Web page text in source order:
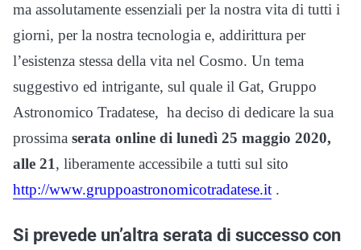
ma assolutamente essenziali per la nostra vita di tutti i
giorni, per la nostra tecnologia e, addirittura per
l’esistenza stessa della vita nel Cosmo. Un tema
suggestivo ed intrigante, sul quale il Gat, Gruppo
Astronomico Tradatese, ha deciso di dedicare la sua
prossima serata online di lunedì 25 maggio 2020,
alle 21, liberamente accessibile a tutti sul sito
http://www.gruppoastronomicotradatese.it .
Si prevede un’altra serata di successo con